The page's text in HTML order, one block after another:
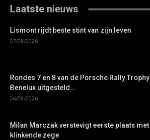
Laatste nieuws
Lismont rijdt beste stint van zijn leven
07/08/2026
Rondes 7 en 8 van de Porsche Rally Trophy
Benelux uitgesteld...
06/08/2026
Milan Marczak verstevigt eerste plaats met
klinkende zege